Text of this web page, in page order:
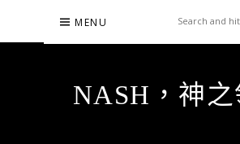
content
MENU
NASH，神之